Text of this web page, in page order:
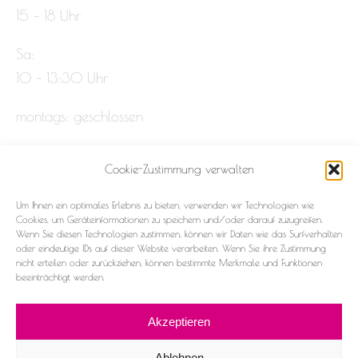
Cookie-Zustimmung verwalten
Um Ihnen ein optimales Erlebnis zu bieten, verwenden wir Technologien wie
Cookies, um Geräteinformationen zu speichern und/oder darauf zuzugreifen.
Wenn Sie diesen Technologien zustimmen, können wir Daten wie das Surfverhalten
oder eindeutige IDs auf dieser Website verarbeiten. Wenn Sie ihre Zustimmung
nicht erteilen oder zurückziehen, können bestimmte Merkmale und Funktionen
beeinträchtigt werden.
Akzeptieren
15 – 18 Uhr
Sa:
10 – 13:30 Uhr
montags: geschlossen
Datenschutz
Cookie-Richtlinie (EU)